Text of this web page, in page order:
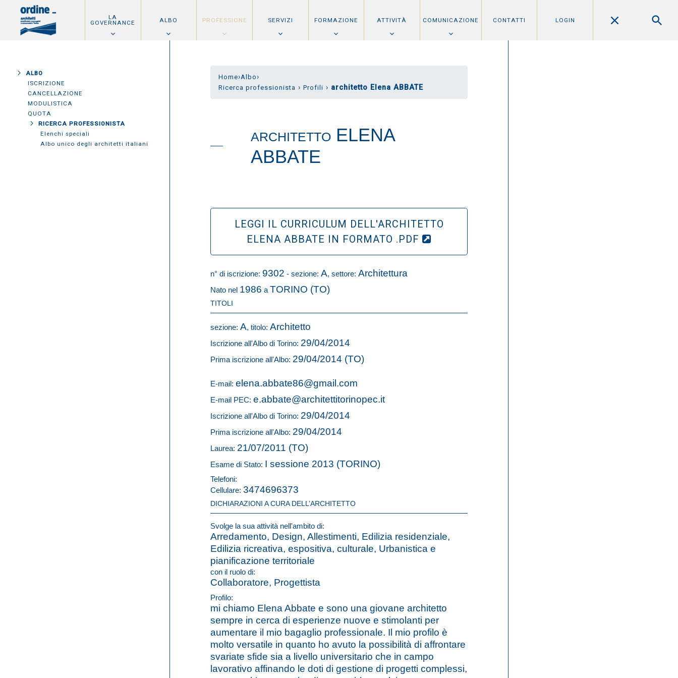
LA
GOVERNANCE ALBO PROFESSIONE SERVIZI FORMAZIONE ATTIVITÀ COMUNICAZIONE CONTATTI LOGIN
ALBO
ISCRIZIONE
CANCELLAZIONE
MODULISTICA
QUOTA
RICERCA PROFESSIONISTA
Elenchi speciali
Albo unico degli architetti italiani
Home›Albo›
Ricerca professionista › Profili › architetto Elena ABBATE
ARCHITETTO ELENA
ABBATE
LEGGI IL CURRICULUM DELL'ARCHITETTO
ELENA ABBATE IN FORMATO .PDF
n° di iscrizione: 9302 - sezione: A, settore: Architettura
Nato nel 1986 a TORINO (TO)
TITOLI
sezione: A, titolo: Architetto
Iscrizione all'Albo di Torino: 29/04/2014
Prima iscrizione all'Albo: 29/04/2014 (TO)
E-mail: elena.abbate86@gmail.com
E-mail PEC: e.abbate@architettitorinopec.it
Iscrizione all'Albo di Torino: 29/04/2014
Prima iscrizione all'Albo: 29/04/2014
Laurea: 21/07/2011 (TO)
Esame di Stato: I sessione 2013 (TORINO)
Telefoni:
Cellulare: 3474696373
DICHIARAZIONI A CURA DELL’ARCHITETTO
Svolge la sua attività nell'ambito di:
Arredamento, Design, Allestimenti, Edilizia residenziale,
Edilizia ricreativa, espositiva, culturale, Urbanistica e
pianificazione territoriale
con il ruolo di:
Collaboratore, Progettista
Profilo:
mi chiamo Elena Abbate e sono una giovane architetto
sempre in cerca di esperienze nuove e stimolanti per
aumentare il mio bagaglio professionale. Il mio profilo è
molto versatile in quanto ho avuto la possibilità di affrontare
svariate sfide sia a livello universitario che in campo
lavorativo affinando le doti di gestione di progetti complessi,